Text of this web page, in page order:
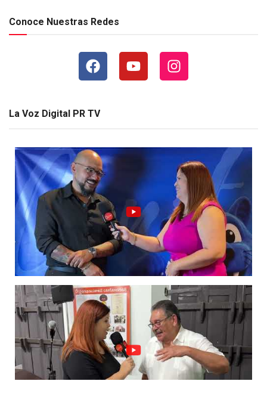
Conoce Nuestras Redes
La Voz Digital PR TV